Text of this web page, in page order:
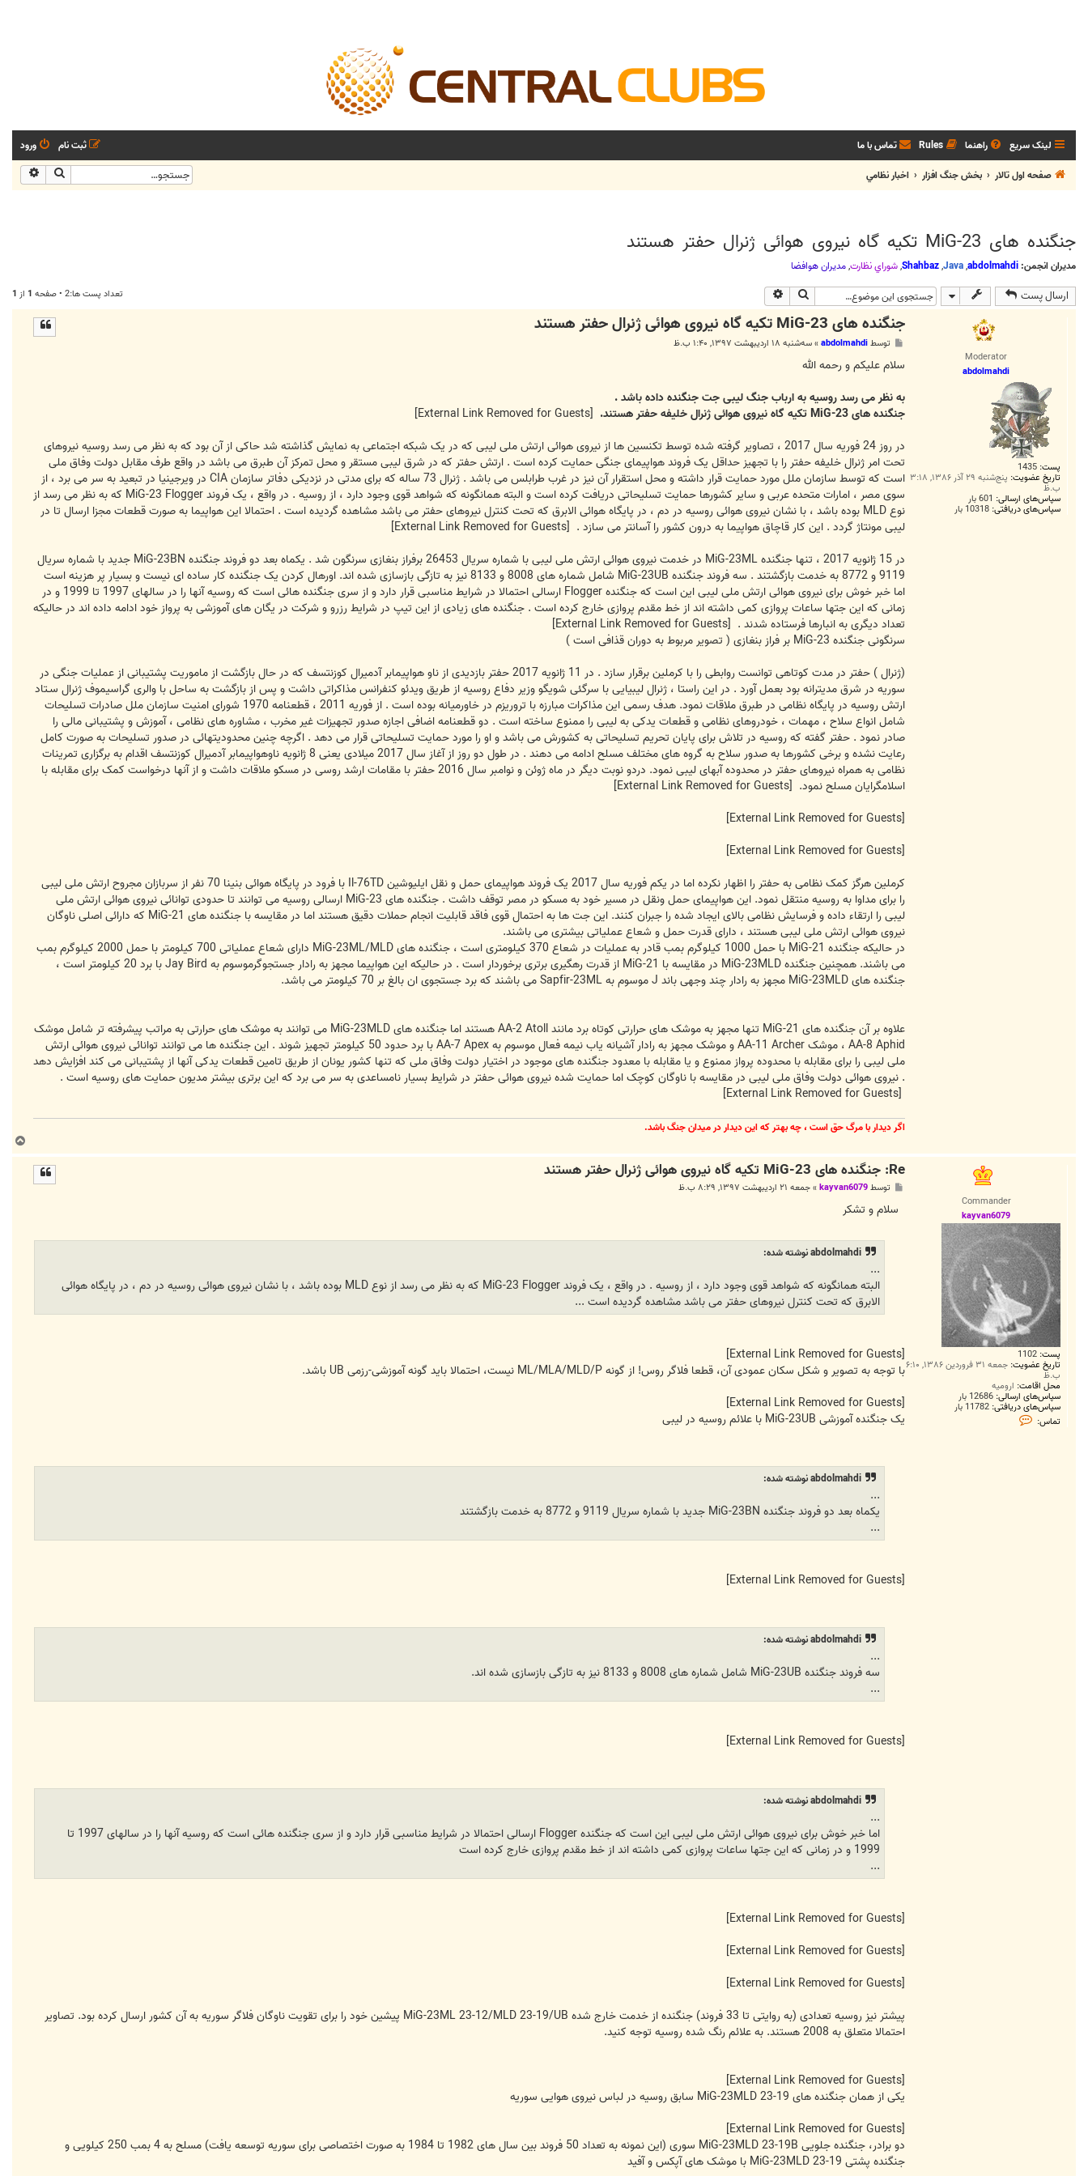
لینک سریع راهنما Rules تماس با ما ورود
ثبت نام
صفحه اول تالار
بخش جنگ افزار اخبار نظامي جستجو
جنگنده های MiG-23 تکیه گاه نیروی هوائی ژنرال حفتر هستند
مدیران انجمن: abdolmahdi
,
Java
,
Shahbaz
,شوراي نظارت,مديران هوافضا
ارسال پست جستجو تعداد پست ها:2 • صفحه 1 از 1
Moderator
abdolmahdi
پست: 1435
تاریخ عضویت: پنج‌شنبه ۲۹ آذر ۱۳۸۶, ۳:۱۸
ب.ظ
سپاس‌های ارسالی: 601 بار
سپاس‌های دریافتی: 10318 بار
جنگنده های MiG-23 تکیه گاه نیروی هوائی ژنرال حفتر هستند
ت
توسطabdolmahdi
»سه‌شنبه ۱۸ اردیبهشت ۱۳۹۷, ۱:۴۰ ب.ظ
سلام علیکم و رحمه الله
به نظر می رسد روسیه به ارباب جنگ لیبی جت جنگنده داده باشد .
جنگنده های MiG-23 تکیه گاه نیروی هوائی ژنرال خلیفه حفتر هستند.
[External Link Removed for Guests]
در روز 24 فوریه سال 2017 ، تصاویر گرفته شده توسط تکنسین ها از نیروی هوائی ارتش ملی لیبی که در یک شبکه اجتماعی به نمایش گذاشته شد حاکی از آن بود که به نظر می رسد روسیه نیروهای
تحت امر ژنرال خلیفه حفتر را با تجهیز حداقل یک فروند هواپیمای جنگی حمایت کرده است . ارتش حفتر که در شرق لیبی مستقر و محل تمرکز آن طبرق می باشد در واقع طرف مقابل دولت وفاق ملی
است که توسط سازمان ملل مورد حمایت قرار داشته و محل استقرار آن نیز در غرب طرابلس می باشد . ژنرال 73 ساله که برای مدتی در نزدیکی دفاتر سازمان CIA در ویرجینیا در تبعید به سر می برد ، از
سوی مصر ، امارات متحده عربی و سایر کشورها حمایت تسلیحاتی دریافت کرده است و البته همانگونه که شواهد قوی وجود دارد ، از روسیه . در واقع ، یک فروند MiG-23 Flogger که به نظر می رسد از
نوع MLD بوده باشد ، با نشان نیروی هوائی روسیه در دم ، در پایگاه هوائی الابرق که تحت کنترل نیروهای حفتر می باشد مشاهده گردیده است . احتمالا این هواپیما به صورت قطعات مجزا ارسال تا در
لیبی مونتاژ گردد . این کار قاچاق هواپیما به درون کشور را آسانتر می سازد . [External Link Removed for Guests]
در 15 ژانویه 2017 ، تنها جنگنده MiG-23ML در خدمت نیروی هوائی ارتش ملی لیبی با شماره سریال 26453 برفراز بنغازی سرنگون شد . یکماه بعد دو فروند جنگنده MiG-23BN جدید با شماره سریال
9119 و 8772 به خدمت بازگشتند . سه فروند جنگنده MiG-23UB شامل شماره های 8008 و 8133 نیز به تازگی بازسازی شده اند. اورهال کردن یک جنگنده کار ساده ای نیست و بسیار پر هزینه است
اما خبر خوش برای نیروی هوائی ارتش ملی لیبی این است که جنگنده Flogger ارسالی احتمالا در شرایط مناسبی قرار دارد و از سری جنگنده هائی است که روسیه آنها را در سالهای 1997 تا 1999 و در
زمانی که این جتها ساعات پروازی کمی داشته اند از خط مقدم پروازی خارج کرده است . جنگنده های زیادی از این تیپ در شرایط رزرو و شرکت در یگان های آموزشی به پرواز خود ادامه داده اند در حالیکه
تعداد دیگری به انبارها فرستاده شدند . [External Link Removed for Guests]
سرنگونی جنگنده MiG-23 بر فراز بنغازی ( تصویر مربوط به دوران قذافی است )
(ژنرال ) حفتر در مدت کوتاهی توانست روابطی را با کرملین برقرار سازد . در 11 ژانویه 2017 حفتر بازدیدی از ناو هواپیمابر آدمیرال کوزنتسف که در حال بازگشت از ماموریت پشتیبانی از عملیات جنگی در
سوریه در شرق مدیترانه بود بعمل آورد . در این راستا ، ژنرال لیبیایی با سرگئی شویگو وزیر دفاع روسیه از طریق ویدئو کنفرانس مذاکراتی داشت و پس از بازگشت به ساحل با والری گراسیموف ژنرال سـتاد
ارتش روسیه در پایگاه نظامی در طبرق ملاقات نمود. هدف رسمی این مذاکرات مبارزه با تروریزم در خاورمیانه بوده است . از فوریه 2011 ، قطعنامه 1970 شورای امنیت سازمان ملل صادرات تسلیحات
شامل انواع سلاح ، مهمات ، خودروهای نظامی و قطعات یدکی به لیبی را ممنوع ساخته است . دو قطعنامه اضافی اجازه صدور تجهیزات غیر مخرب ، مشاوره های نظامی ، آموزش و پشتیبانی مالی را
صادر نمود . حفتر گفته که روسیه در تلاش برای پایان تحریم تسلیحاتی به کشورش می باشد و او را مورد حمایت تسلیحاتی قرار می دهد . اگرچه چنین محدودیتهائی در صدور تسلیحات به صورت کامل
رعایت نشده و برخی کشورها به صدور سلاح به گروه های مختلف مسلح ادامه می دهند . در طول دو روز از آغاز سال 2017 میلادی یعنی 8 ژانویه ناوهواپیمابر آدمیرال کوزنتسف اقدام به برگزاری تمرینات
نظامی به همراه نیروهای حفتر در محدوده آبهای لیبی نمود. دردو نوبت دیگر در ماه ژوئن و نوامبر سال 2016 حفتر با مقامات ارشد روسی در مسکو ملاقات داشت و از آنها درخواست کمک برای مقابله با
اسلامگرایان مسلح نمود. [External Link Removed for Guests]
[External Link Removed for Guests]
[External Link Removed for Guests]
کرملین هرگز کمک نظامی به حفتر را اظهار نکرده اما در یکم فوریه سال 2017 یک فروند هواپیمای حمل و نقل ایلیوشین Il-76TD با فرود در پایگاه هوائی بنینا 70 نفر از سربازان مجروح ارتش ملی لیبی
را برای مداوا به روسیه منتقل نمود. این هواپیمای حمل ونقل در مسیر خود به مسکو در مصر توقف داشت . جنگنده های MiG-23 ارسالی روسیه می توانند تا حدودی توانائی نیروی هوائی ارتش ملی
لیبی را ارتقاء داده و فرسایش نظامی بالای ایجاد شده را جبران کنند. این جت ها به احتمال قوی فاقد قابلیت انجام حملات دقیق هستند اما در مقایسه با جنگنده های MiG-21 که دارائی اصلی ناوگان
نیروی هوائی ارتش ملی لیبی هستند ، دارای قدرت حمل و شعاع عملیاتی بیشتری می باشند.
در حالیکه جنگنده MiG-21 با حمل 1000 کیلوگرم بمب قادر به عملیات در شعاع 370 کیلومتری است ، جنگنده های MiG-23ML/MLD دارای شعاع عملیاتی 700 کیلومتر با حمل 2000 کیلوگرم بمب
می باشند. همچنین جنگنده MiG-23MLD در مقایسه با MiG-21 از قدرت رهگیری برتری برخوردار است . در حالیکه این هواپیما مجهز به رادار جستجوگرموسوم به Jay Bird با برد 20 کیلومتر است ،
جنگنده های MiG-23MLD مجهز به رادار چند وجهی باند J موسوم به Sapfir-23ML می باشند که برد جستجوی ان بالغ بر 70 کیلومتر می باشد.
علاوه بر آن جنگنده های MiG-21 تنها مجهز به موشک های حرارتی کوتاه برد مانند AA-2 Atoll هستند اما جنگنده های MiG-23MLD می توانند به موشک های حرارتی به مراتب پیشرفته تر شامل موشک
AA-8 Aphid ، موشک AA-11 Archer و موشک مجهز به رادار آشیانه یاب نیمه فعال موسوم به AA-7 Apex با برد حدود 50 کیلومتر تجهیز شوند . این جنگنده ها می توانند توانائی نیروی هوائی ارتش
ملی لیبی را برای مقابله با محدوده پرواز ممنوع و یا مقابله با معدود جنگنده های موجود در اختیار دولت وفاق ملی که تنها کشور یونان از طریق تامین قطعات یدکی آنها از پشتیبانی می کند افزایش دهد
. نیروی هوائی دولت وفاق ملی لیبی در مقایسه با ناوگان کوچک اما حمایت شده نیروی هوائی حفتر در شرایط بسیار نامساعدی به سر می برد که این برتری بیشتر مدیون حمایت های روسیه است .
[External Link Removed for Guests]
اگر ديدار با مرگ حق است ، چه بهتر كه اين ديدار در ميدان جنگ باشد.
ا
Commander
kayvan6079
پست: 1102
تاریخ عضویت: جمعه ۳۱ فروردین ۱۳۸۶, ۶:۱۰
ب.ظ
محل اقامت: ارومیه
سپاس‌های ارسالی: 12686 بار
سپاس‌های دریافتی: 11782 بار
تماس:
ت
Re: جنگنده های MiG-23 تکیه گاه نیروی هوائی ژنرال حفتر هستند
ت
توسطkayvan6079
»جمعه ۲۱ اردیبهشت ۱۳۹۷, ۸:۲۹ ب.ظ
سلام و تشکر
abdolmahdi نوشته شده:
...
البته همانگونه که شواهد قوی وجود دارد ، از روسیه . در واقع ، یک فروند MiG-23 Flogger که به نظر می رسد از نوع MLD بوده باشد ، با نشان نیروی هوائی روسیه در دم ، در پایگاه هوائی
الابرق که تحت کنترل نیروهای حفتر می باشد مشاهده گردیده است ...
[External Link Removed for Guests]
با توجه به تصویر و شکل سکان عمودی آن، قطعا فلاگر روس! از گونه ML/MLA/MLD/P نیست، احتمالا باید گونه آموزشی-رزمی UB باشد.
[External Link Removed for Guests]
یک جنگنده آموزشی MiG-23UB با علائم روسیه در لیبی
abdolmahdi نوشته شده:
...
یکماه بعد دو فروند جنگنده MiG-23BN جدید با شماره سریال 9119 و 8772 به خدمت بازگشتند
...
[External Link Removed for Guests]
abdolmahdi نوشته شده:
...
سه فروند جنگنده MiG-23UB شامل شماره های 8008 و 8133 نیز به تازگی بازسازی شده اند.
...
[External Link Removed for Guests]
abdolmahdi نوشته شده:
...
اما خبر خوش برای نیروی هوائی ارتش ملی لیبی این است که جنگنده Flogger ارسالی احتمالا در شرایط مناسبی قرار دارد و از سری جنگنده هائی است که روسیه آنها را در سالهای 1997 تا
1999 و در زمانی که این جتها ساعات پروازی کمی داشته اند از خط مقدم پروازی خارج کرده است
...
[External Link Removed for Guests]
[External Link Removed for Guests]
[External Link Removed for Guests]
پیشتر نیز روسیه تعدادی (به روایتی تا 33 فروند) جنگنده از خدمت خارج شده MiG-23ML 23-12/MLD 23-19/UB پیشین خود را برای تقویت ناوگان فلاگر سوریه به آن کشور ارسال کرده بود. تصاویر
احتمالا متعلق به 2008 هستند. به علائم رنگ شده روسیه توجه کنید.
[External Link Removed for Guests]
یکی از همان جنگنده های MiG-23MLD 23-19 سابق روسیه در لباس نیروی هوایی سوریه
[External Link Removed for Guests]
دو برادر، جنگنده جلویی MiG-23MLD 23-19B سوری (این نمونه به تعداد 50 فروند بین سال های 1982 تا 1984 به صورت اختصاصی برای سوریه توسعه یافت) مسلح به 4 بمب 250 کیلویی و
جنگنده پشتی MiG-23MLD 23-19 با موشک های آپکس و آفید